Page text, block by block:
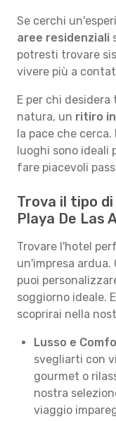
Se cerchi
aree residenziali
potresti trovare
vivere più a
E per chi
natura, un ritiro
la pace che
luoghi sono ideali
fare piacevoli
Trova il tipo
Playa De Las
Trovare l'hotel
un'impresa ardua.
puoi
soggiorno ideale.
scoprirai nella
Lusso e
svegliarti con
gourmet o
nostra
viaggio